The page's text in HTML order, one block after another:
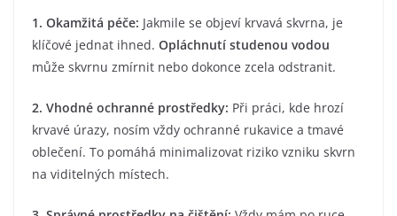
1. Okamžitá péče: Jakmile se objeví krvavá skvrna, je
klíčové jednat ihned. Opláchnutí studenou vodou
může skvrnu zmírnit nebo dokonce zcela odstranit.
2. Vhodné ochranné prostředky: Při práci, kde hrozí
krvavé úrazy, nosím vždy ochranné rukavice a tmavé
oblečení. To pomáhá minimalizovat riziko vzniku skvrn
na viditelných místech.